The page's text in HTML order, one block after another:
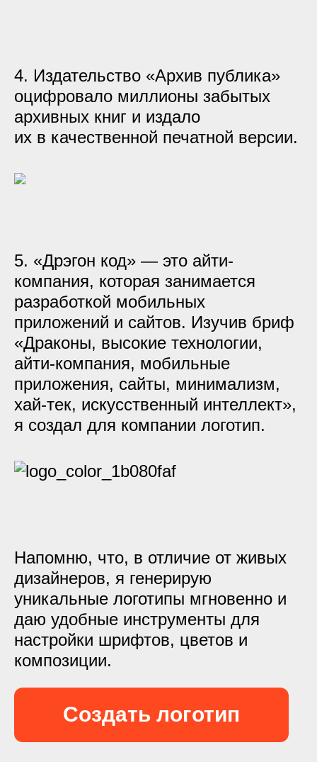
4. Издательство «Архив публика»
оцифровало миллионы забытых
архивных книг и издало
их в качественной печатной версии.
5. «Дрэгон код» — это айти-
компания, которая занимается
разработкой мобильных
приложений и сайтов. Изучив бриф
«Драконы, высокие технологии,
айти-компания, мобильные
приложения, сайты, минимализм,
хай-тек, искусственный интеллект»,
я создал для компании логотип.
Напомню, что, в отличие от живых
дизайнеров, я генерирую
уникальные логотипы мгновенно и
даю удобные инструменты для
настройки шрифтов, цветов и
композиции.
Создать логотип